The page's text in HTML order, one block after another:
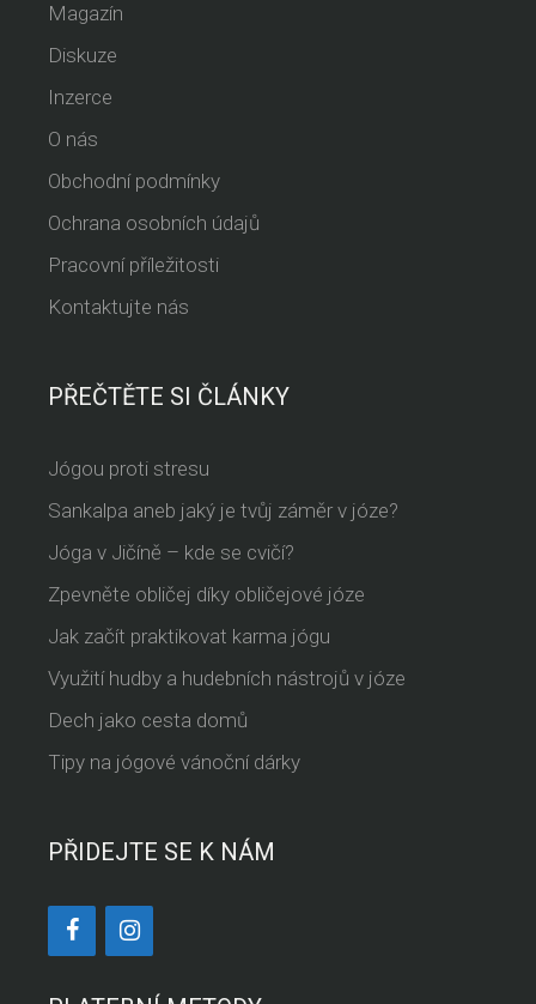
Magazín
Diskuze
Inzerce
O nás
Obchodní podmínky
Ochrana osobních údajů
Pracovní příležitosti
Kontaktujte nás
PŘEČTĚTE SI ČLÁNKY
Jógou proti stresu
Sankalpa aneb jaký je tvůj záměr v józe?
Jóga v Jičíně – kde se cvičí?
Zpevněte obličej díky obličejové józe
Jak začít praktikovat karma jógu
Využití hudby a hudebních nástrojů v józe
Dech jako cesta domů
Tipy na jógové vánoční dárky
PŘIDEJTE SE K NÁM